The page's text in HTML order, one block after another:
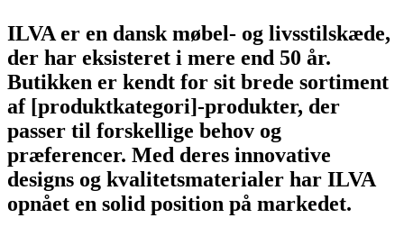
ILVA er en dansk møbel- og livsstilskæde,
der har eksisteret i mere end 50 år.
Butikken er kendt for sit brede sortiment
af [produktkategori]-produkter, der
passer til forskellige behov og
præferencer. Med deres innovative
designs og kvalitetsmaterialer har ILVA
opnået en solid position på markedet.